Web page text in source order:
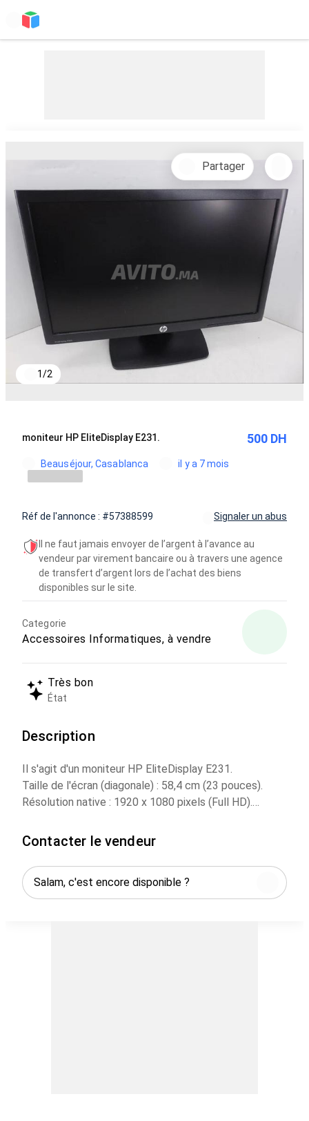
1/2
Partager
moniteur HP EliteDisplay E231. 500 DH
Beauséjour, Casablanca il y a 7 mois
Réf de l'annonce : #57388599 Signaler un abus
Il ne faut jamais envoyer de l’argent à l’avance au
vendeur par virement bancaire ou à travers une agence
de transfert d’argent lors de l’achat des biens
disponibles sur le site.
Categorie
Accessoires Informatiques, à vendre
Très bon
État
Description
Il s'agit d'un moniteur HP EliteDisplay E231.
Taille de l'écran (diagonale) : 58,4 cm (23 pouces).
Résolution native : 1920 x 1080 pixels (Full HD).
Réglages ergonomiques : Inclinaison, rotation, réglage
Technologie d'affichage : Écran LCD à rétroéclairage
LED avec dalle antireflet.
Contacter le vendeur